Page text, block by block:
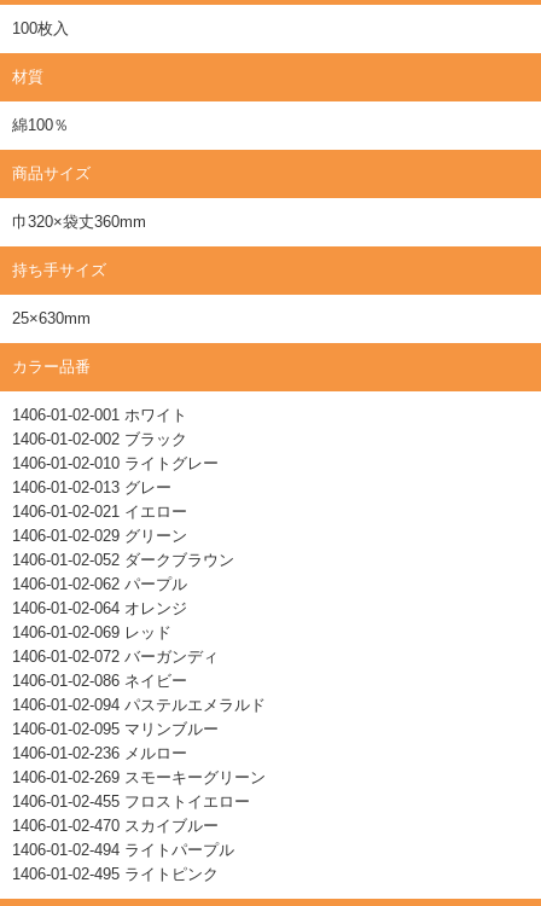
100枚入
材質
綿100％
商品サイズ
巾320×袋丈360mm
持ち手サイズ
25×630mm
カラー品番
1406-01-02-001 ホワイト
1406-01-02-002 ブラック
1406-01-02-010 ライトグレー
1406-01-02-013 グレー
1406-01-02-021 イエロー
1406-01-02-029 グリーン
1406-01-02-052 ダークブラウン
1406-01-02-062 パープル
1406-01-02-064 オレンジ
1406-01-02-069 レッド
1406-01-02-072 バーガンディ
1406-01-02-086 ネイビー
1406-01-02-094 パステルエメラルド
1406-01-02-095 マリンブルー
1406-01-02-236 メルロー
1406-01-02-269 スモーキーグリーン
1406-01-02-455 フロストイエロー
1406-01-02-470 スカイブルー
1406-01-02-494 ライトパープル
1406-01-02-495 ライトピンク